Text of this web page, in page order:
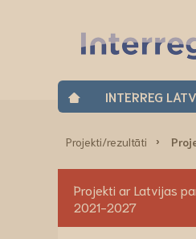
INTERREG
Projekti/rezultāti
Projekti ar Latvijas
2021-2027